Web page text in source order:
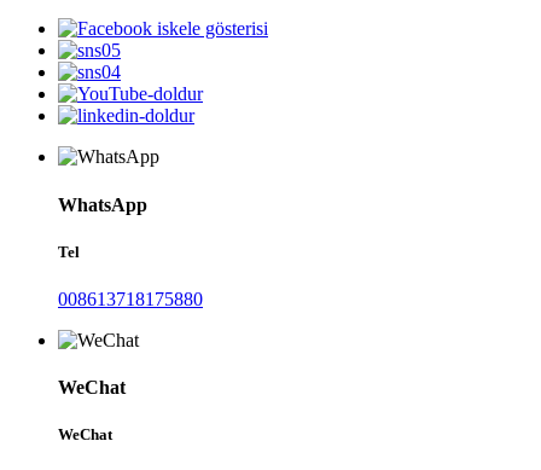
WhatsApp
Tel
008613718175880
WeChat
WeChat